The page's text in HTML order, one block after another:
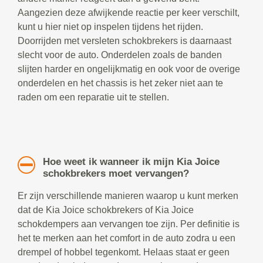
Aangezien deze afwijkende reactie per keer verschilt,
kunt u hier niet op inspelen tijdens het rijden.
Doorrijden met versleten schokbrekers is daarnaast
slecht voor de auto. Onderdelen zoals de banden
slijten harder en ongelijkmatig en ook voor de overige
onderdelen en het chassis is het zeker niet aan te
raden om een reparatie uit te stellen.
Hoe weet ik wanneer ik mijn Kia Joice
schokbrekers moet vervangen?
Er zijn verschillende manieren waarop u kunt merken
dat de Kia Joice schokbrekers of Kia Joice
schokdempers aan vervangen toe zijn. Per definitie is
het te merken aan het comfort in de auto zodra u een
drempel of hobbel tegenkomt. Helaas staat er geen